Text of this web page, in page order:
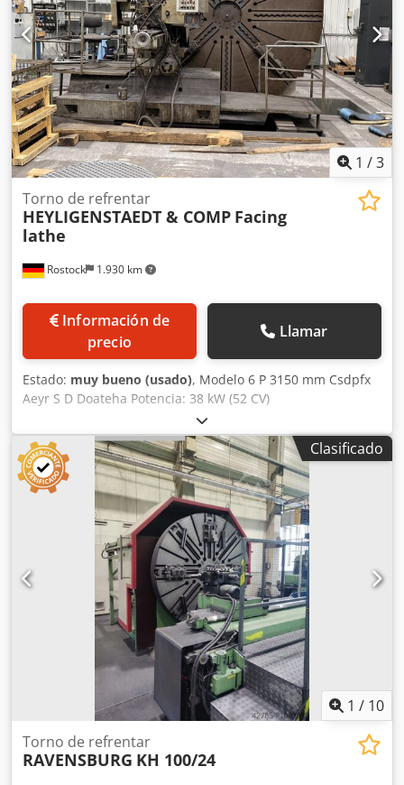
1 /3
Rostock 1.930 km
Torno de refrentar
HEYLIGENSTAEDT & COMP Facing
lathe
Información de
precio
Llamar
Estado: muy bueno (usado), Modelo 6 P 3150 mm Csdpfx
Aeyr S D Doateha Potencia: 38 kW (52 CV)
Clasificado
1 / 10
Torno de refrentar
RAVENSBURG KH 100/24